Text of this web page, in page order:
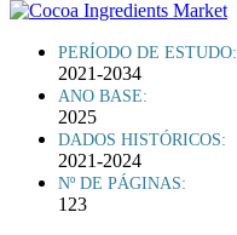
PERÍODO DE ESTUDO:
2021-2034
ANO BASE:
2025
DADOS HISTÓRICOS:
2021-2024
Nº DE PÁGINAS:
123